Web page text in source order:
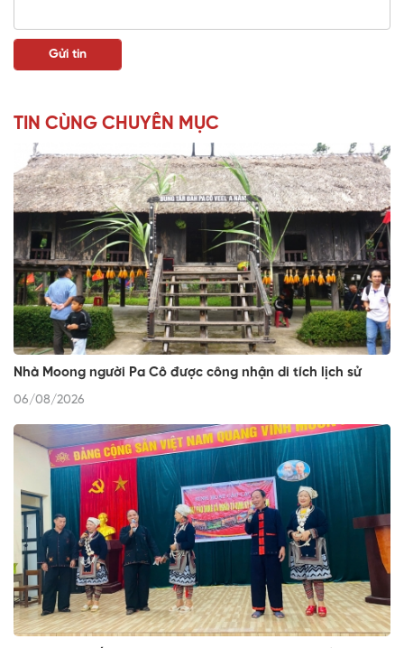
TIN CÙNG CHUYÊN MỤC
Nhà Moong người Pa Cô được công nhận di tích lịch sử
06/08/2026